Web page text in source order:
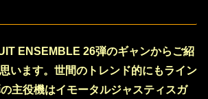
ENSEMBLE 26弾のギャンからご紹
います。世間のトレンド的にもライン
主役機はイモータルジャスティスガ